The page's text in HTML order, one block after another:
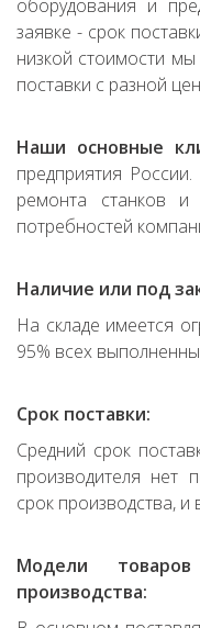
оборудования и
заявке - срок
низкой стоимости
поставки с разной
Наши основные
предприятия
ремонта станков и
потребностей
Наличие или под
На складе имеется
95% всех
Срок поставки:
Средний срок
производителя нет
срок производства, и
Модели
производства: